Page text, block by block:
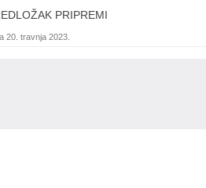
PRIPREMI
20. travnja 2023.